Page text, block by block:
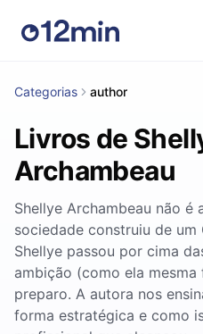
Categorias author
Livros de
Archambeau
Shellye Archambeau não é
sociedade construiu de um
Shellye passou por cima
ambição (como ela
preparo. A autora nos
forma estratégica e como